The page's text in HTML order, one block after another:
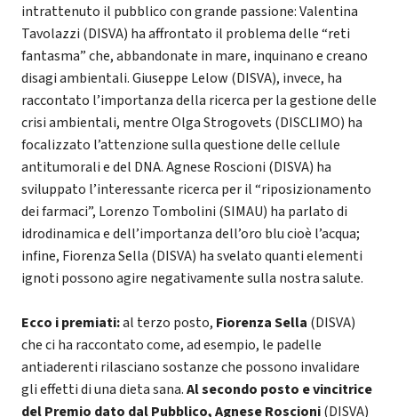
intrattenuto il pubblico con grande passione: Valentina
Tavolazzi (DISVA) ha affrontato il problema delle “reti
fantasma” che, abbandonate in mare, inquinano e creano
disagi ambientali. Giuseppe Lelow (DISVA), invece, ha
raccontato l’importanza della ricerca per la gestione delle
crisi ambientali, mentre Olga Strogovets (DISCLIMO) ha
focalizzato l’attenzione sulla questione delle cellule
antitumorali e del DNA. Agnese Roscioni (DISVA) ha
sviluppato l’interessante ricerca per il “riposizionamento
dei farmaci”, Lorenzo Tombolini (SIMAU) ha parlato di
idrodinamica e dell’importanza dell’oro blu cioè l’acqua;
infine, Fiorenza Sella (DISVA) ha svelato quanti elementi
ignoti possono agire negativamente sulla nostra salute.
Ecco i premiati:al terzo posto, Fiorenza Sella (DISVA)
che ci ha raccontato come, ad esempio, le padelle
antiaderenti rilasciano sostanze che possono invalidare
gli effetti di una dieta sana.Al secondo posto e vincitrice
del Premio dato dal Pubblico, Agnese Roscioni(DISVA)